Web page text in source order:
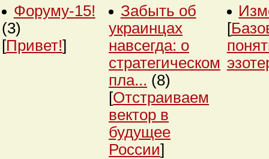
Форуму-15!
(3)
[Привет!]
Забыть об
украинцах
навсегда: о
стратегическом
пла... (8)
[Отстраиваем
вектор в
будущее
России]
[